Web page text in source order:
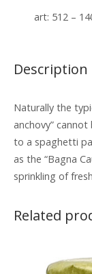
art: 512 –
Description
Naturally the
anchovy”
to a spaghetti
as the “Bagna
sprinkling of
Related